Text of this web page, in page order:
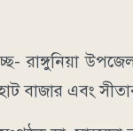
রাঙ্গুনিয়া
বাজার এবং